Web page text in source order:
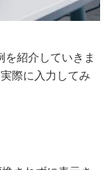
を紹介していきま
際に入力してみ